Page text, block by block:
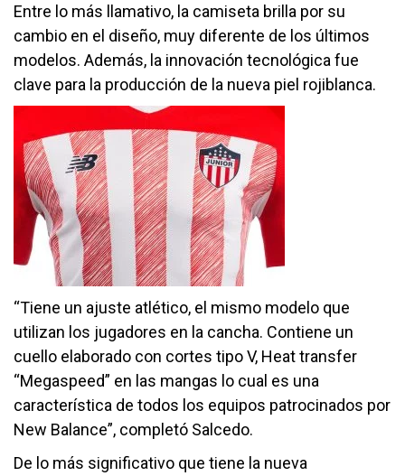
Entre lo más llamativo, la camiseta brilla por su
cambio en el diseño, muy diferente de los últimos
modelos. Además, la innovación tecnológica fue
clave para la producción de la nueva piel rojiblanca.
“Tiene un ajuste atlético, el mismo modelo que
utilizan los jugadores en la cancha. Contiene un
cuello elaborado con cortes tipo V, Heat transfer
“Megaspeed” en las mangas lo cual es una
característica de todos los equipos patrocinados por
New Balance”, completó Salcedo.
De lo más significativo que tiene la nueva